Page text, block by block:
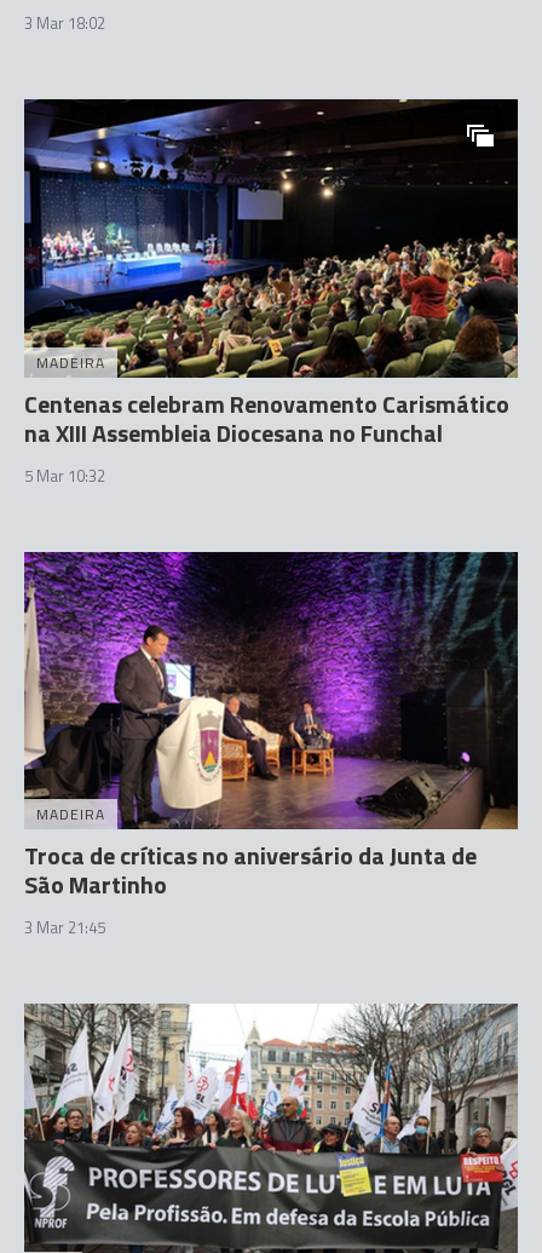
3 Mar 18:02
MADEIRA
Centenas celebram Renovamento Carismático
na XIII Assembleia Diocesana no Funchal
5 Mar 10:32
MADEIRA
Troca de críticas no aniversário da Junta de
São Martinho
3 Mar 21:45